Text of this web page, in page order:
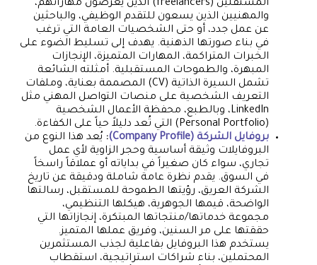
المستقلين (freelancers) الذين يعرضون مهاراتهم،
والمهنيين الذين يسعون للتقدم الوظيفي، والباحثين
عن عمل جدد، أو حتى الشخصيات العامة التي ترغب
في بناء صورتها الذهنية. يهدف إلى تسليط الضوء على
الخبرات المتراكمة، المهارات المتميزة، الإنجازات
المبهرة، والطموحات المستقبلية. أمثلته الشائعة
تشمل السيرة الذاتية (CV) المصممة بعناية، وملفات
التعريف الشخصية على منصات التواصل المهني مثل
LinkedIn، وبالطبع، محفظة الأعمال الشخصية
(Personal Portfolio) التي تُعد دليلاً حياً على الكفاءة.
بروفايل الشركة (Company Profile)
: يُعد هذا النوع من
البروفايلات وثيقة أساسية وحجر الزاوية لأي عمل
تجاري، سواء كان صغيراً في بداياته أو عملاقاً راسخاً
في السوق. يقدم نظرة عامة شاملة ودقيقة عن تاريخ
الشركة العريق، رؤيتها الطموحة للمستقبل، رسالتها
الواضحة، قيمها الجوهرية، هيكلها التنظيمي،
مجموعة خدماتها/منتجاتها المبتكرة، إنجازاتها التي
حققتها على مر السنين، وفريق عملها المتميز.
يستخدم هذا البروفايل بفاعلية لجذب المستثمرين
المحتملين، بناء شراكات استراتيجية، استقطاب